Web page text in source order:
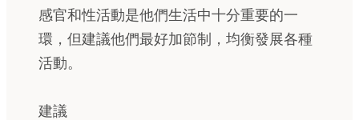
感官和性活動是他們生活中十分重要的一
環，但建議他們最好加節制，均衡發展各種
活動。
建議